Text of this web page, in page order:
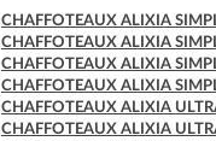
CHAFFOTEAUX ALIXIA
CHAFFOTEAUX ALIXIA
CHAFFOTEAUX ALIXIA
CHAFFOTEAUX ALIXIA
CHAFFOTEAUX ALIXIA
CHAFFOTEAUX ALIXIA